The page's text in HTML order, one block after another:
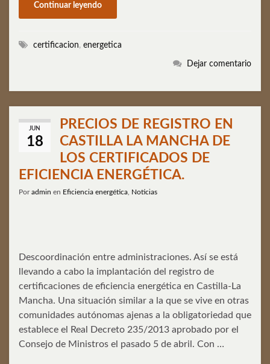
Continuar leyendo
certificacion, energetica
Dejar comentario
JUN
18
PRECIOS DE REGISTRO EN
CASTILLA LA MANCHA DE
LOS CERTIFICADOS DE
EFICIENCIA ENERGÉTICA.
Poradmin en Eficiencia energética, Noticias
Descoordinación entre administraciones. Así se está
llevando a cabo la implantación del registro de
certificaciones de eficiencia energética en Castilla-La
Mancha. Una situación similar a la que se vive en otras
comunidades autónomas ajenas a la obligatoriedad que
establece el Real Decreto 235/2013 aprobado por el
Consejo de Ministros el pasado 5 de abril. Con …